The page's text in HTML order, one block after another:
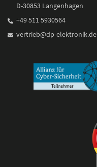
D-30853 Langenhagen
+49 511 5930564
vertrieb@dp-elektronik.de